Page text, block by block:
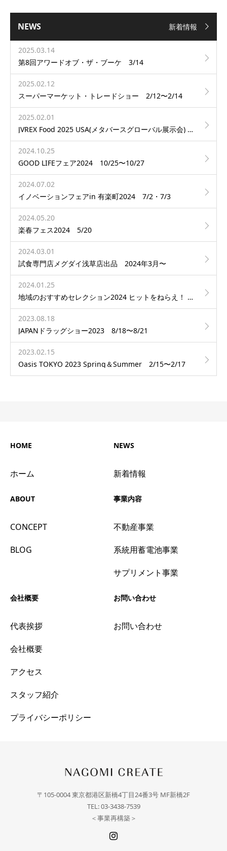
NEWS 新着情報
2025.03.14
第8回アワードオブ・ザ・ブーケ 3/14
2025.02.12
スーパーマーケット・トレードショー 2/12〜2/14
2025.02.01
JVREX Food 2025 USA(メタバースグローバル展示会) 2/1〜2/28
2024.10.25
GOOD LIFEフェア2024 10/25〜10/27
2024.07.02
イノベーションフェアin 有楽町2024 7/2・7/3
2024.05.20
楽春フェス2024 5/20
2024.03.01
試食専門店メグダイ浅草店出品 2024年3月〜
2024.01.25
地域のおすすめセレクション2024 ヒットをねらえ！ 1/25・1/26
2023.08.18
JAPANドラッグショー2023 8/18〜8/21
2023.02.15
Oasis TOKYO 2023 Spring＆Summer 2/15〜2/17
HOME
ホーム
NEWS
新着情報
ABOUT
CONCEPT
BLOG
事業内容
不動産事業
系統用蓄電池事業
サプリメント事業
会社概要
代表挨拶
会社概要
アクセス
スタッフ紹介
プライバシーポリシー
お問い合わせ
お問い合わせ
〒105-0004 東京都港区新橋4丁目24番3号 MF新橋2F
TEL: 03-3438-7539
＜事業再構築＞